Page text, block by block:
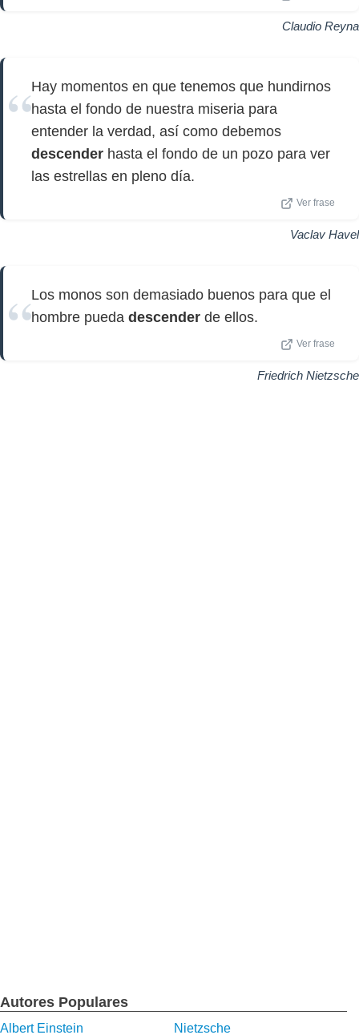
Claudio Reyna
Hay momentos en que tenemos que hundirnos
hasta el fondo de nuestra miseria para
entender la verdad, así como debemos
descender hasta el fondo de un pozo para ver
las estrellas en pleno día.
Ver frase
Vaclav Havel
Los monos son demasiado buenos para que el
hombre pueda descender de ellos.
Ver frase
Friedrich Nietzsche
Autores Populares
Albert Einstein Nietzsche